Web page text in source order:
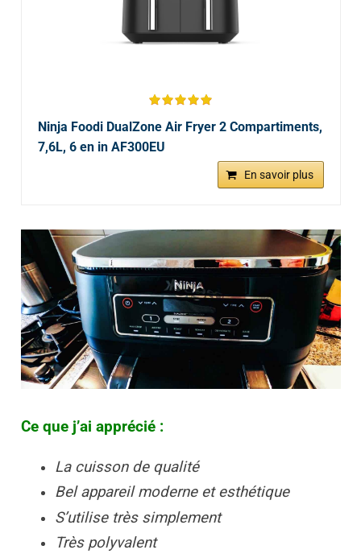
Ninja Foodi DualZone Air Fryer 2 Compartiments,
7,6L, 6 en in AF300EU
En savoir plus
Ce que j’ai apprécié :
La cuisson de qualité
Bel appareil moderne et esthétique
S’utilise très simplement
Très polyvalent